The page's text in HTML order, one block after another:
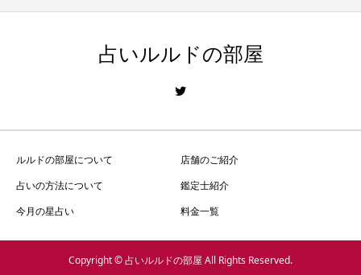
占いルルドの部屋
ルルドの部屋について
店舗のご紹介
占いの方法について
鑑定士紹介
今月の星占い
料金一覧
Copyright © 占いルルドの部屋 All Rights Reserved.